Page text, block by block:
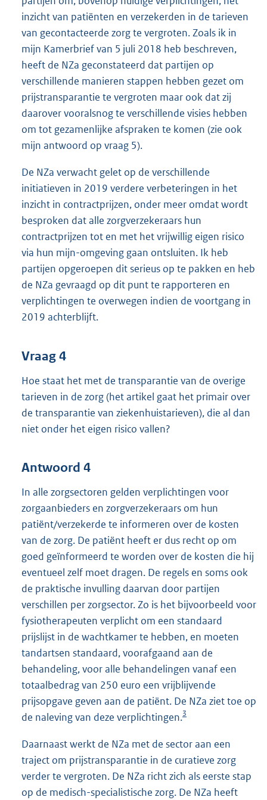
inzicht van patiënten en verzekerden in de tarieven
van gecontacteerde zorg te vergroten. Zoals ik in
mijn Kamerbrief van 5 juli 2018 heb beschreven,
heeft de NZa geconstateerd dat partijen op
verschillende manieren stappen hebben gezet om
prijstransparantie te vergroten maar ook dat zij
daarover vooralsnog te verschillende visies hebben
om tot gezamenlijke afspraken te komen (zie ook
mijn antwoord op vraag 5).
De NZa verwacht gelet op de verschillende
initiatieven in 2019 verdere verbeteringen in het
inzicht in contractprijzen, onder meer omdat wordt
besproken dat alle zorgverzekeraars hun
contractprijzen tot en met het vrijwillig eigen risico
via hun mijn-omgeving gaan ontsluiten. Ik heb
partijen opgeroepen dit serieus op te pakken en heb
de NZa gevraagd op dit punt te rapporteren en
verplichtingen te overwegen indien de voortgang in
2019 achterblijft.
Vraag 4
Hoe staat het met de transparantie van de overige
tarieven in de zorg (het artikel gaat het primair over
de transparantie van ziekenhuistarieven), die al dan
niet onder het eigen risico vallen?
Antwoord 4
In alle zorgsectoren gelden verplichtingen voor
zorgaanbieders en zorgverzekeraars om hun
patiënt/verzekerde te informeren over de kosten
van de zorg. De patiënt heeft er dus recht op om
goed geïnformeerd te worden over de kosten die hij
eventueel zelf moet dragen. De regels en soms ook
de praktische invulling daarvan door partijen
verschillen per zorgsector. Zo is het bijvoorbeeld voor
fysiotherapeuten verplicht om een standaard
prijslijst in de wachtkamer te hebben, en moeten
tandartsen standaard, voorafgaand aan de
behandeling, voor alle behandelingen vanaf een
totaalbedrag van 250 euro een vrijblijvende
prijsopgave geven aan de patiënt. De NZa ziet toe op
de naleving van deze verplichtingen.3
Daarnaast werkt de NZa met de sector aan een
traject om prijstransparantie in de curatieve zorg
verder te vergroten. De NZa richt zich als eerste stap
op de medisch-specialistische zorg. De NZa heeft